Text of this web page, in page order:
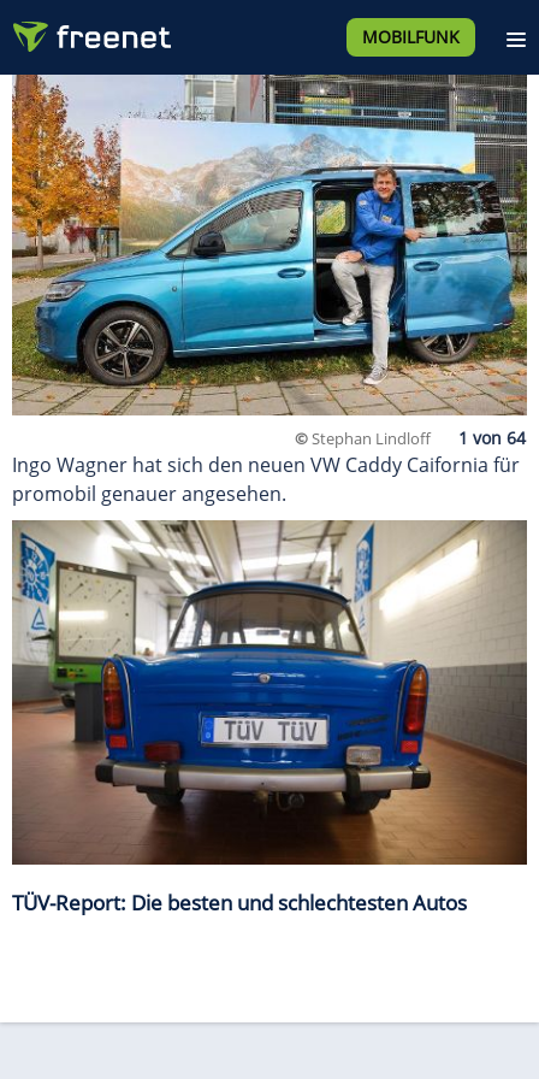
MOBILFUNK
©Stephan Lindloff
Ingo Wagner hat sich den neuen VW Caddy Caifornia für
promobil genauer angesehen.
TÜV-Report: Die besten und schlechtesten Autos